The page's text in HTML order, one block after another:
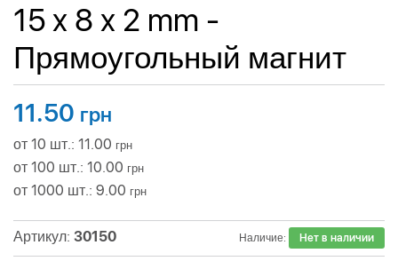
15 x 8 x 2 mm -
Прямоугольный магнит
11.50 грн
от 10 шт.: 11.00 грн
от 100 шт.: 10.00 грн
от 1000 шт.: 9.00 грн
Артикул: 30150 Наличие: Нет в наличии